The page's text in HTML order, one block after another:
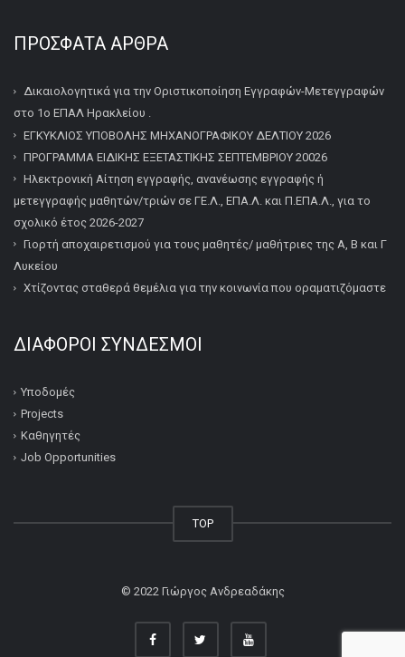
ΠΡΌΣΦΑΤΑ ΆΡΘΡΑ
Δικαιολογητικά για την Οριστικοποίηση Εγγραφών-Μετεγγραφών
στο 1ο ΕΠΑΛ Ηρακλείου .
ΕΓΚΥΚΛΙΟΣ ΥΠΟΒΟΛΗΣ ΜΗΧΑΝΟΓΡΑΦΙΚΟΥ ΔΕΛΤΙΟΥ 2026
ΠΡΟΓΡΑΜΜΑ ΕΙΔΙΚΗΣ ΕΞΕΤΑΣΤΙΚΗΣ ΣΕΠΤΕΜΒΡΙΟΥ 20026
Ηλεκτρονική Αίτηση εγγραφής, ανανέωσης εγγραφής ή
μετεγγραφής μαθητών/τριών σε ΓΕ.Λ., ΕΠΑ.Λ. και Π.ΕΠΑ.Λ., για το
σχολικό έτος 2026-2027
Γιορτή αποχαιρετισμού για τους μαθητές/ μαθήτριες της Α, Β και Γ
Λυκείου
Χτίζοντας σταθερά θεμέλια για την κοινωνία που οραματιζόμαστε
ΔΙΆΦΟΡΟΙ ΣΎΝΔΕΣΜΟΙ
Υποδομές
Projects
Καθηγητές
Job Opportunities
TOP
© 2022 Γιώργος Ανδρεαδάκης